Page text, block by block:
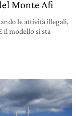
Monte Afi
le attività illegali,
il modello si sta